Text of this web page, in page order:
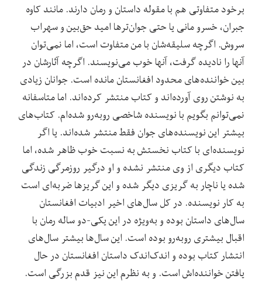
برخود متفاوتی هم با مقوله‌ داستان و رمان دارند. مانند کاوه
جبران،‌ خسرو مانی یا حتی جوان‌ترها امید حق‌بین و سهراب
سروش. اگرچه سلیقه‌‌شان با من متفاوت است، اما نمی‌توان
آنها را نادیده گرفت، آنها خوب می‌نویسند. اگرچه آثارشان در
بین خواننده‌های محدود افغانستان مانده‌ است. جوانان زیادی
به نوشتن روی آورده‌اند و کتاب منتشر کرد‌ه‌اند. اما متاسفانه
نمی‌توانم بگویم با نویسنده‌ شاخصی روبه‌رو شده‌ام. کتاب‌‌های
بیشتر این نویسنده‌های جوان فقط منتشر شده‌اند. یا اگر
نویسنده‌ای با کتاب نخستش به نسبت خوب ظاهر شده، اما
کتاب دیگری از وی منتشر نشده و ‌او در‌گیر روزمرگی زندگی
شده‌ یا ناچار به گریزی دیگر شده و این ‌گریز‌ها ضربه‌ای است
به کار نویسنده. در کل سال‌های اخیر ادبیات افغانستان
سال‌های داستان بوده و به‌ویژه در این یکی-دو ساله رمان با
اقبال بیشتری روبه‌رو بوده است. این سال‌ها بیشتر سال‌های
انتشار کتاب بوده و اندک‌اندک داستان افغانستان در حال
یافتن‌ خواننده‌ا‌ش است. و به نظرم این نیز قدم بزرگی است.